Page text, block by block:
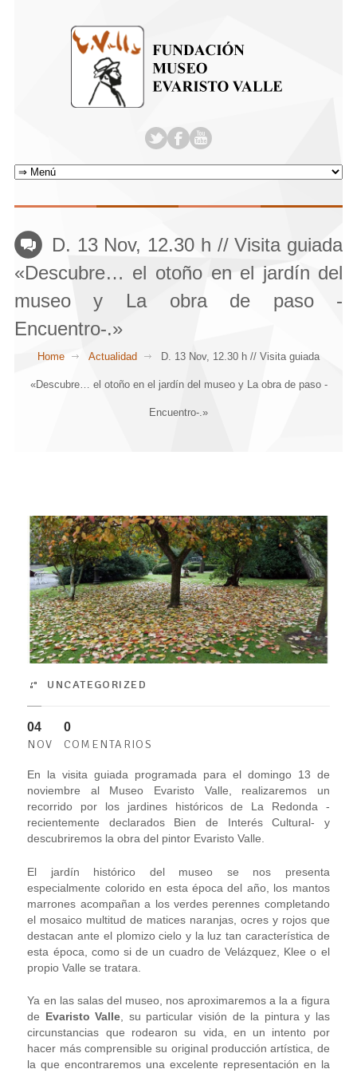
D. 13 Nov, 12.30 h // Visita guiada
«Descubre… el otoño en el jardín del
museo y La obra de paso -
Encuentro-.»
Home Actualidad D. 13 Nov, 12.30 h // Visita guiada
«Descubre… el otoño en el jardín del museo y La obra de paso -
Encuentro-.»
UNCATEGORIZED
04
NOV
0
COMENTARIOS
En la visita guiada programada para el domingo 13 de
noviembre al Museo Evaristo Valle, realizaremos un
recorrido por los jardines históricos de La Redonda -
recientemente declarados Bien de Interés Cultural- y
descubriremos la obra del pintor Evaristo Valle.
El jardín histórico del museo se nos presenta
especialmente colorido en esta época del año, los mantos
marrones acompañan a los verdes perennes completando
el mosaico multitud de matices naranjas, ocres y rojos que
destacan ante el plomizo cielo y la luz tan característica de
esta época, como si de un cuadro de Velázquez, Klee o el
propio Valle se tratara.
Ya en las salas del museo, nos aproximaremos a la a figura
de Evaristo Valle, su particular visión de la pintura y las
circunstancias que rodearon su vida, en un intento por
hacer más comprensible su original producción artística, de
la que encontraremos una excelente representación en la